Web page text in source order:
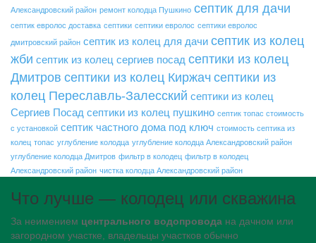
Александровский район ремонт колодца Пушкино септик для дачи
септик евролос доставка септики септики евролос септики евролос
дмитровский район септик из колец для дачи септик из колец
жби септик из колец сергиев посад септики из колец
Дмитров септики из колец Киржач септики из
колец Переславль-Залесский септики из колец
Сергиев Посад септики из колец пушкино септик топас стоимость
с установкой септик частного дома под ключ стоимость септика из
колец топас углубление колодца углубление колодца Александровский район
углубление колодца Дмитров фильтр в колодец фильтр в колодец
Александровский район чистка колодца Александровский район
Что лучше — колодец или скважина
За неимением центрального водопровода на дачном или
загородном участке, владельцы участков обычно